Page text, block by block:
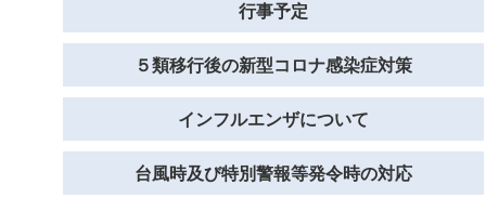
行事予定
５類移行後の新型コロナ感染症対策
インフルエンザについて
台風時及び特別警報等発令時の対応